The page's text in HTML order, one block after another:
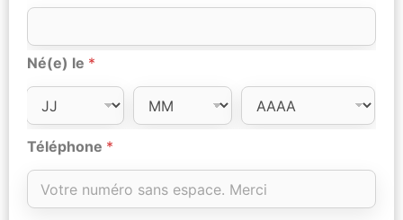
Né(e) le *
Téléphone *